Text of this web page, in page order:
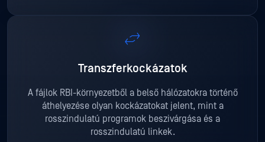
Transzferkockázatok
A fájlok RBI-környezetből a belső hálózatokra történő
áthelyezése olyan kockázatokat jelent, mint a
rosszindulatú programok beszivárgása és a
rosszindulatú linkek.